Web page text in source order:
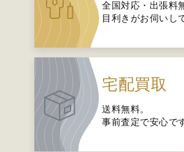
全国対応・出張料
目利きがお伺いし
宅配買取
送料無料。
事前査定で安心で